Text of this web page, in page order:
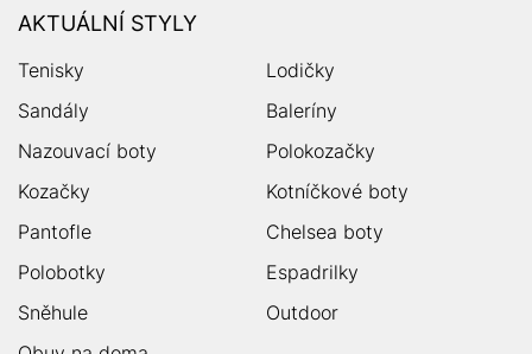
AKTUÁLNÍ STYLY
Tenisky
Lodičky
Sandály
Baleríny
Nazouvací boty
Polokozačky
Kozačky
Kotníčkové boty
Pantofle
Chelsea boty
Polobotky
Espadrilky
Sněhule
Outdoor